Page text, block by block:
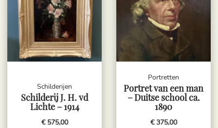
Schilderijen
Schilderij J. H. vd
Lichte – 1914
€ 575,00
Portretten
Portret van een man
– Duitse school ca.
1890
€ 375,00